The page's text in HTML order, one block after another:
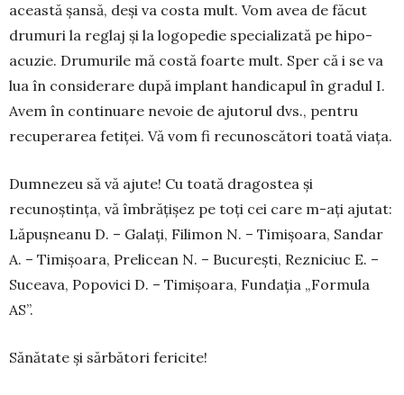
această șansă, deși va costa mult. Vom avea de făcut
dru­muri la reglaj și la logo­pedie specializată pe hipo­
acuzie. Drumurile mă costă foarte mult. Sper că i se va
lua în considerare după implant han­dicapul în gradul I.
Avem în continuare ne­voie de ajutorul dvs., pen­tru
recuperarea fetiței. Vă vom fi recu­nos­cători toată viața.
Dumnezeu să vă ajute! Cu toată dragostea și
recunoștința, vă îmbrățișez pe toți cei care m-ați ajutat:
Lăpușneanu D. – Galați, Fili­mon N. – Timișoara, Sandar
A. – Timișoara, Pre­licean N. – București, Rezniciuc E. –
Suceava, Popovici D. – Timișoara, Fundația „Formula
AS”.
Sănătate și sărbători fericite!